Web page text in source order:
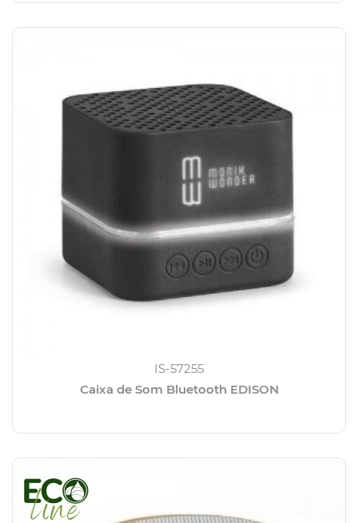
IS-57255
Caixa de Som Bluetooth EDISON